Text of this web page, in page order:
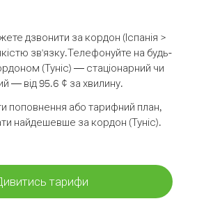
дзвонити за кордон (Іспанія >
зв'язку.Телефонуйте на будь-
(Туніс) — стаціонарний чи
— від 95.6 ¢ за хвилину.
поповнення або тарифний план,
найдешевше за кордон (Туніс).
тарифи